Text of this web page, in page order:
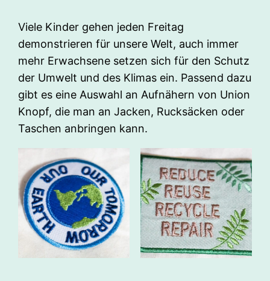
Viele Kinder gehen jeden Freitag
demonstrieren für unsere Welt, auch immer
mehr Erwachsene setzen sich für den Schutz
der Umwelt und des Klimas ein. Passend dazu
gibt es eine Auswahl an Aufnähern von Union
Knopf, die man an Jacken, Rucksäcken oder
Taschen anbringen kann.